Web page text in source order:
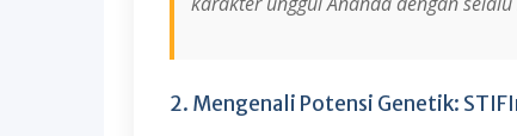
2. Mengenali Potensi Genetik: